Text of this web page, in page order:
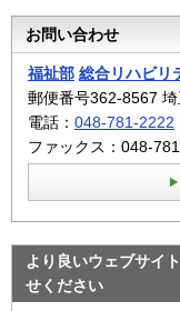
お問い合わせ
福祉部 総合リハビリ
郵便番号362-8567
電話： 048-781-2222
ファックス：048-
より良いウェブサイ
せください